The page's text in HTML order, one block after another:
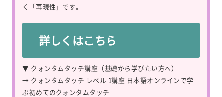
く「再現性」です。
詳しくはこちら
▼ クォンタムタッチ講座（基礎から学びたい方へ）
→ クォンタムタッチ レベル 1講座 日本語オンラインで学
ぶ初めてのクォンタムタッチ